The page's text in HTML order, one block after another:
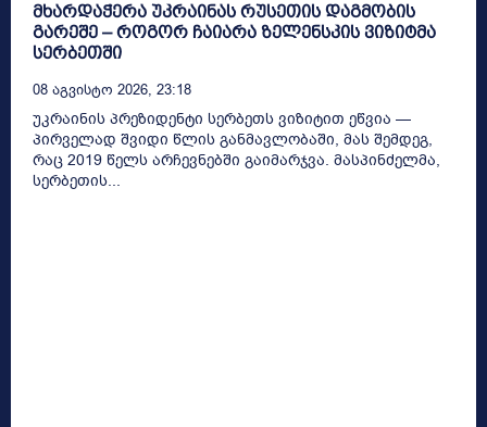
მხარდაჭერა უკრაინას რუსეთის დაგმობის
გარეშე – როგორ ჩაიარა ზელენსკის ვიზიტმა
სერბეთში
08 Აგვისტო 2026, 23:18
უკრაინის პრეზიდენტი სერბეთს ვიზიტით ეწვია —
პირველად შვიდი წლის განმავლობაში, მას შემდეგ,
რაც 2019 წელს არჩევნებში გაიმარჯვა. მასპინძელმა,
სერბეთის...